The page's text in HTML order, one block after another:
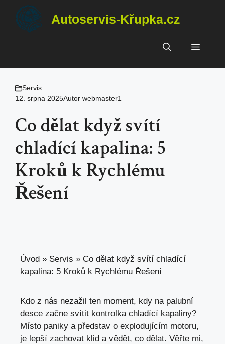
Přeskočit
obsah
Autoservis-Křupka.cz
Menu
Servis
12. srpna 2025Autor webmaster1
Co dělat když svítí
chladící kapalina: 5
Kroků k Rychlému
Řešení
Úvod » Servis » Co dělat když svítí chladící
kapalina: 5 Kroků k Rychlému Řešení
Kdo z nás nezažil ten moment, kdy na palubní
desce začne svítit kontrolka chladící kapaliny?
Místo paniky a představ o explodujícím motoru,
je lepší zachovat klid a vědět, co dělat. Věřte mi,